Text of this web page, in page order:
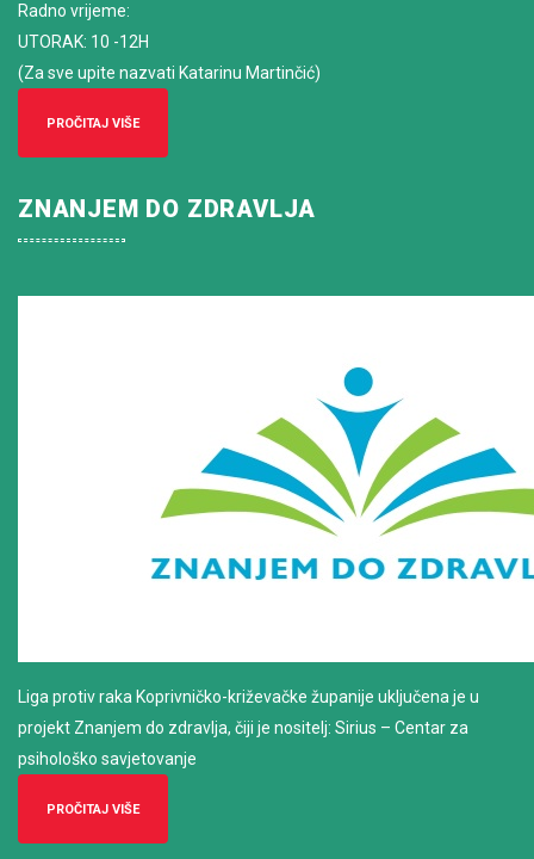
Radno vrijeme:
UTORAK: 10 -12H
(Za sve upite nazvati Katarinu Martinčić)
PROČITAJ VIŠE
ZNANJEM DO ZDRAVLJA
Liga protiv raka Koprivničko-križevačke županije uključena je u
projekt Znanjem do zdravlja, čiji je nositelj: Sirius – Centar za
psihološko savjetovanje
PROČITAJ VIŠE